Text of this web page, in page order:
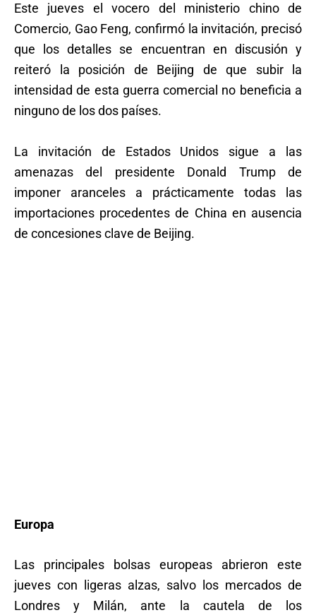
Este jueves el vocero del ministerio chino de
Comercio, Gao Feng, confirmó la invitación, precisó
que los detalles se encuentran en discusión y
reiteró la posición de Beijing de que subir la
intensidad de esta guerra comercial no beneficia a
ninguno de los dos países.
La invitación de Estados Unidos sigue a las
amenazas del presidente Donald Trump de
imponer aranceles a prácticamente todas las
importaciones procedentes de China en ausencia
de concesiones clave de Beijing.
Europa
Las principales bolsas europeas abrieron este
jueves con ligeras alzas, salvo los mercados de
Londres y Milán, ante la cautela de los